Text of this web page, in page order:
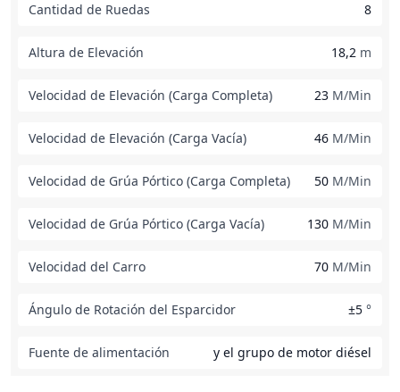
Cantidad de Ruedas 8
Altura de Elevación 18,2 m
Velocidad de Elevación (Carga Completa) 23 M/Min
Velocidad de Elevación (Carga Vacía) 46 M/Min
Velocidad de Grúa Pórtico (Carga Completa) 50 M/Min
Velocidad de Grúa Pórtico (Carga Vacía) 130 M/Min
Velocidad del Carro 70 M/Min
Ángulo de Rotación del Esparcidor ±5 °
Fuente de alimentación y el grupo de motor diésel